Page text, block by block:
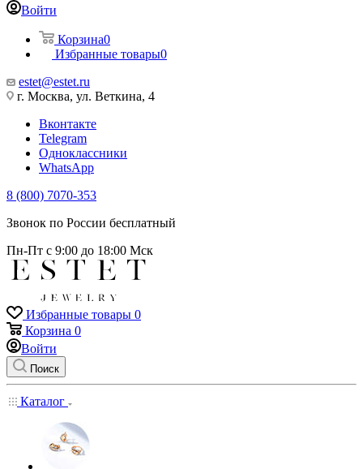
Войти
Корзина0
Избранные товары0
estet@estet.ru
г. Москва, ул. Веткина, 4
Вконтакте
Telegram
Одноклассники
WhatsApp
8 (800) 7070-353
Звонок по России бесплатный
Пн-Пт с 9:00 до 18:00 Мск
Избранные товары 0
Корзина 0
Войти
Поиск
Каталог